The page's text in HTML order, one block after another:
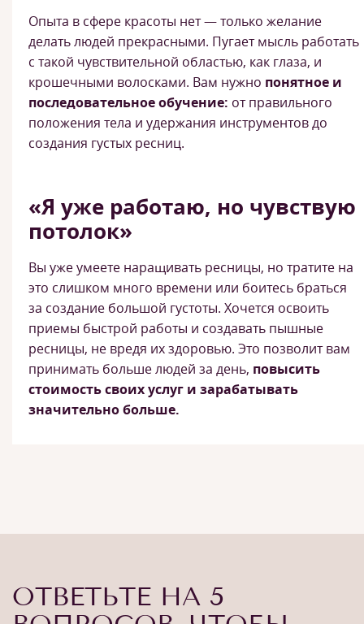
Опыта в сфере красоты нет — только желание
делать людей прекрасными. Пугает мысль работать
с такой чувствительной областью, как глаза, и
крошечными волосками. Вам нужно понятное и
последовательное обучение: от правильного
положения тела и удержания инструментов до
создания густых ресниц.
«Я уже работаю, но чувствую
потолок»
Вы уже умеете наращивать ресницы, но тратите на
это слишком много времени или боитесь браться
за создание большой густоты. Хочется освоить
приемы быстрой работы и создавать пышные
ресницы, не вредя их здоровью. Это позволит вам
принимать больше людей за день, повысить
стоимость своих услуг и зарабатывать
значительно больше.
ОТВЕТЬТЕ НА 5